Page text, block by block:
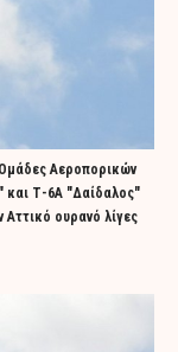
Αεροπορικών
και Τ-6Α "Δαίδαλος"
ουρανό λίγες